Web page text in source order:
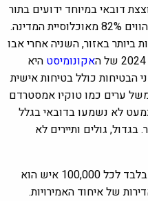
דובאי במיוחד ידועים בתור
יעד ההגליה האולטימטיבי לזרים המהווים 82% מאוכלוסיית המדינה.
באזור, השניה אחרי אבו
האקונומיסטהיא
הבטיחות כולל בטיחות אישית
ערים כמו טוקיו אמסטרדם
לא נשמעו בדובאי בגלל
גולים ותיירים לא
מדד הפשיעה הנמוך בגובה של 12 בלבד לכל 100,000 איש הוא
של איחוד האמירויות.